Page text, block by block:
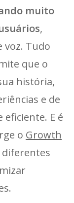
muito
,
voz. Tudo
que o
história,
e de
E é
o Growth